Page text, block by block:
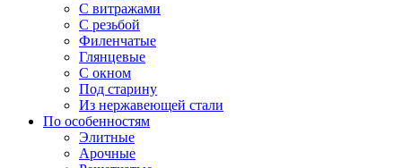
С витражами
С резьбой
Филенчатые
Глянцевые
С окном
Под старину
Из нержавеющей стали
По особенностям
Элитные
Арочные